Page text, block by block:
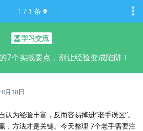
学习交流
7个实战要点，别让经验变成陷阱！
1 / 1 条
月18日
为经验丰富，反而容易掉进“老手误区”。
，方法才是关键。今天整理 7个老手需要注